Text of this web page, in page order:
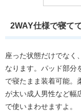
2WAY仕様で寝て
座った状態だけでなく
なります。パッド部分
で寝たまま装着可能。
が太い成人男性など幅
で使いまわせますよ。